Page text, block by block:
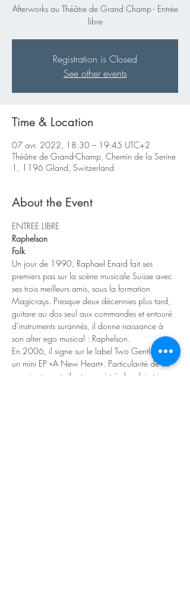
Afterworks au Théâtre de Grand Champ - Entrée
libre
Registration is Closed
See other events
Time & Location
07 avr. 2022, 18:30 – 19:45 UTC+2
Théâtre de Grand-Champ, Chemin de la Serine
1, 1196 Gland, Switzerland
About the Event
ENTREE LIBRE
Raphelson
Folk
Un jour de 1990, Raphael Enard fait ses
premiers pas sur la scène musicale Suisse avec
ses trois meilleurs amis, sous la formation
Magicrays. Presque deux décennies plus tard,
guitare au dos seul aux commandes et entouré
d’instruments surannés, il donne naissance à
son alter ego musical : Raphelson.
En 2006, il signe sur le label Two Gentlemen
un mini EP «A New Heart». Particularité de ce
premier «opus», il est enregistré chez lui et joue